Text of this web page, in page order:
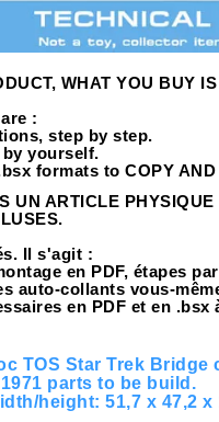
WHAT YOU BUY
:
step by step.
yourself.
formats to COPY
UN ARTICLE
Il s'agit :
en PDF, étapes
auto-collants vous-
en PDF et en
TOS Star Trek Bridge
parts to be build.
height: 51,7 x 47,2 x